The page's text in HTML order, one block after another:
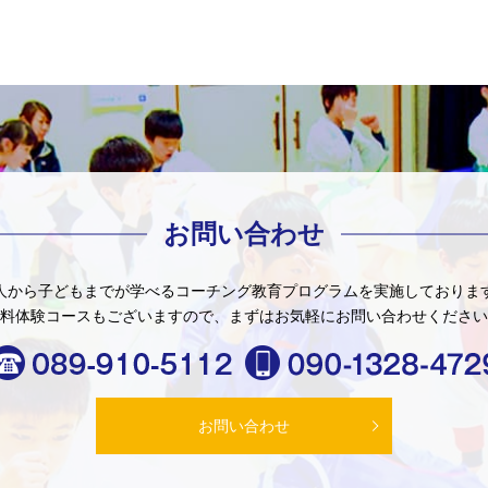
お問い合わせ
から子どもまでが学べるコーチング教育プログラムを実施しておりま
体験コースもございますので、
まずはお気軽にお問い合わせくださ
お問い合わせ